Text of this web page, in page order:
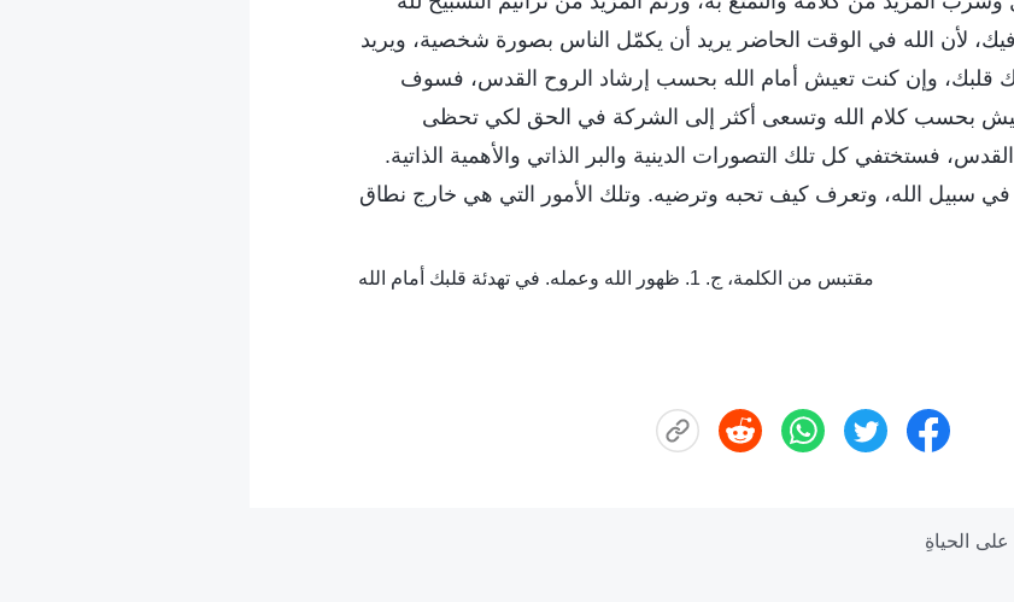
لأن الله في الوقت الحاضر يريد أن يكمّل الناس بصورة شخصية، ويريد
قلبك، وإن كنت تعيش أمام الله بحسب إرشاد الروح القدس، فسوف
بحسب كلام الله وتسعى أكثر إلى الشركة في الحق لكي تحظى
القدس، فستختفي كل تلك التصورات الدينية والبر الذاتي والأهمية الذاتية.
سبيل الله، وتعرف كيف تحبه وترضيه. وتلك الأمور التي هي خارج نطاق
مقتبس من الكلمة، ج. 1. ظهور الله وعمله. في تهدئة قلبك أمام الله